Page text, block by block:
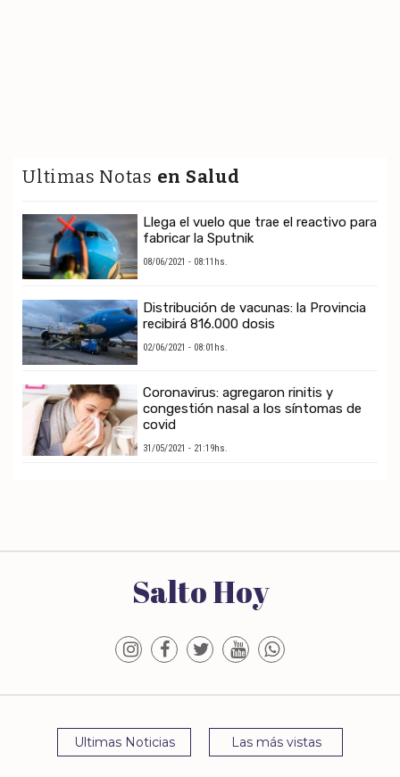
Ultimas Notas en Salud
Llega el vuelo que trae el reactivo para
fabricar la Sputnik
08/06/2021 - 08:11hs.
Distribución de vacunas: la Provincia
recibirá 816.000 dosis
02/06/2021 - 08:01hs.
Coronavirus: agregaron rinitis y
congestión nasal a los síntomas de
covid
31/05/2021 - 21:19hs.
Salto Hoy
Ultimas Noticias Las más vistas